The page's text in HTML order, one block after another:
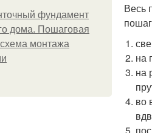
фундамент
дома. Пошаговая
монтажа
Весь
на
на
во